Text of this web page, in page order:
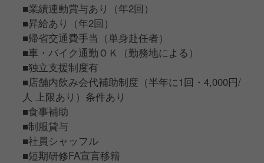
■業績連動賞与あり（年2回）
■昇給あり（年2回）
■帰省交通費手当（単身赴任者）
■車・バイク通勤ＯＫ（勤務地による）
■独立支援制度有
■店舗内飲み会代補助制度（半年に1回・4,000円/
人 上限あり）条件あり
■食事補助
■制服貸与
■社員シャッフル
■短期研修FA宣言移籍